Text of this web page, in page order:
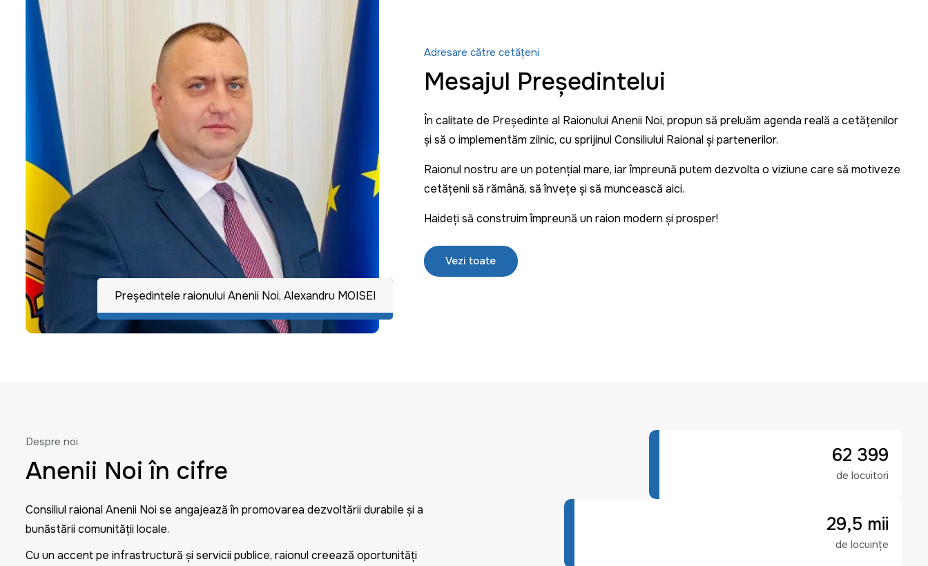
Adresare către cetățeni
Mesajul Președintelui
În calitate de Președinte al Raionului Anenii Noi, propun să preluăm agenda reală a cetățenilor
și să o implementăm zilnic, cu sprijinul Consiliului Raional și partenerilor.
Raionul nostru are un potențial mare, iar împreună putem dezvolta o viziune care să motiveze
cetățenii să rămână, să învețe și să muncească aici.
Haideți să construim împreună un raion modern și prosper!
Vezi toate
Preşedintele raionului Anenii Noi, Alexandru MOISEI
Despre noi
Anenii Noi în cifre
Consiliul raional Anenii Noi se angajează în promovarea dezvoltării durabile și a
bunăstării comunității locale.
Cu un accent pe infrastructură și servicii publice, raionul creează oportunități
62 399
de locuitori
29,5 mii
de locuințe